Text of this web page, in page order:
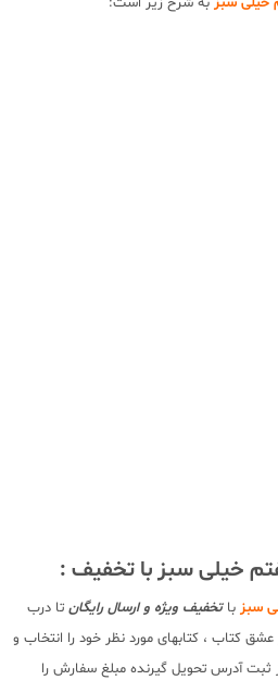
خیلی سبز با تخفیف :
سبز باتخفیف ویژه و ارسال رایگان تا درب
کتاب ، کتابهای مورد نظر خود را انتخاب و
آدرس تحویل گیرنده مبلغ سفارش را